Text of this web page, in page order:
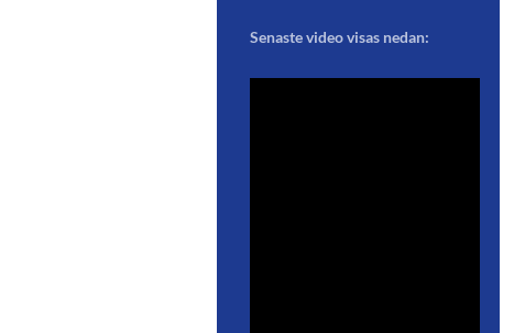
Senaste video visas nedan: